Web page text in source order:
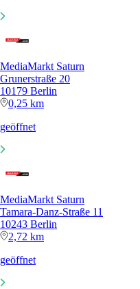
MediaMarkt Saturn
Grunerstraße 20
10179 Berlin
0,25 km
geöffnet
MediaMarkt Saturn
Tamara-Danz-Straße 11
10243 Berlin
2,72 km
geöffnet